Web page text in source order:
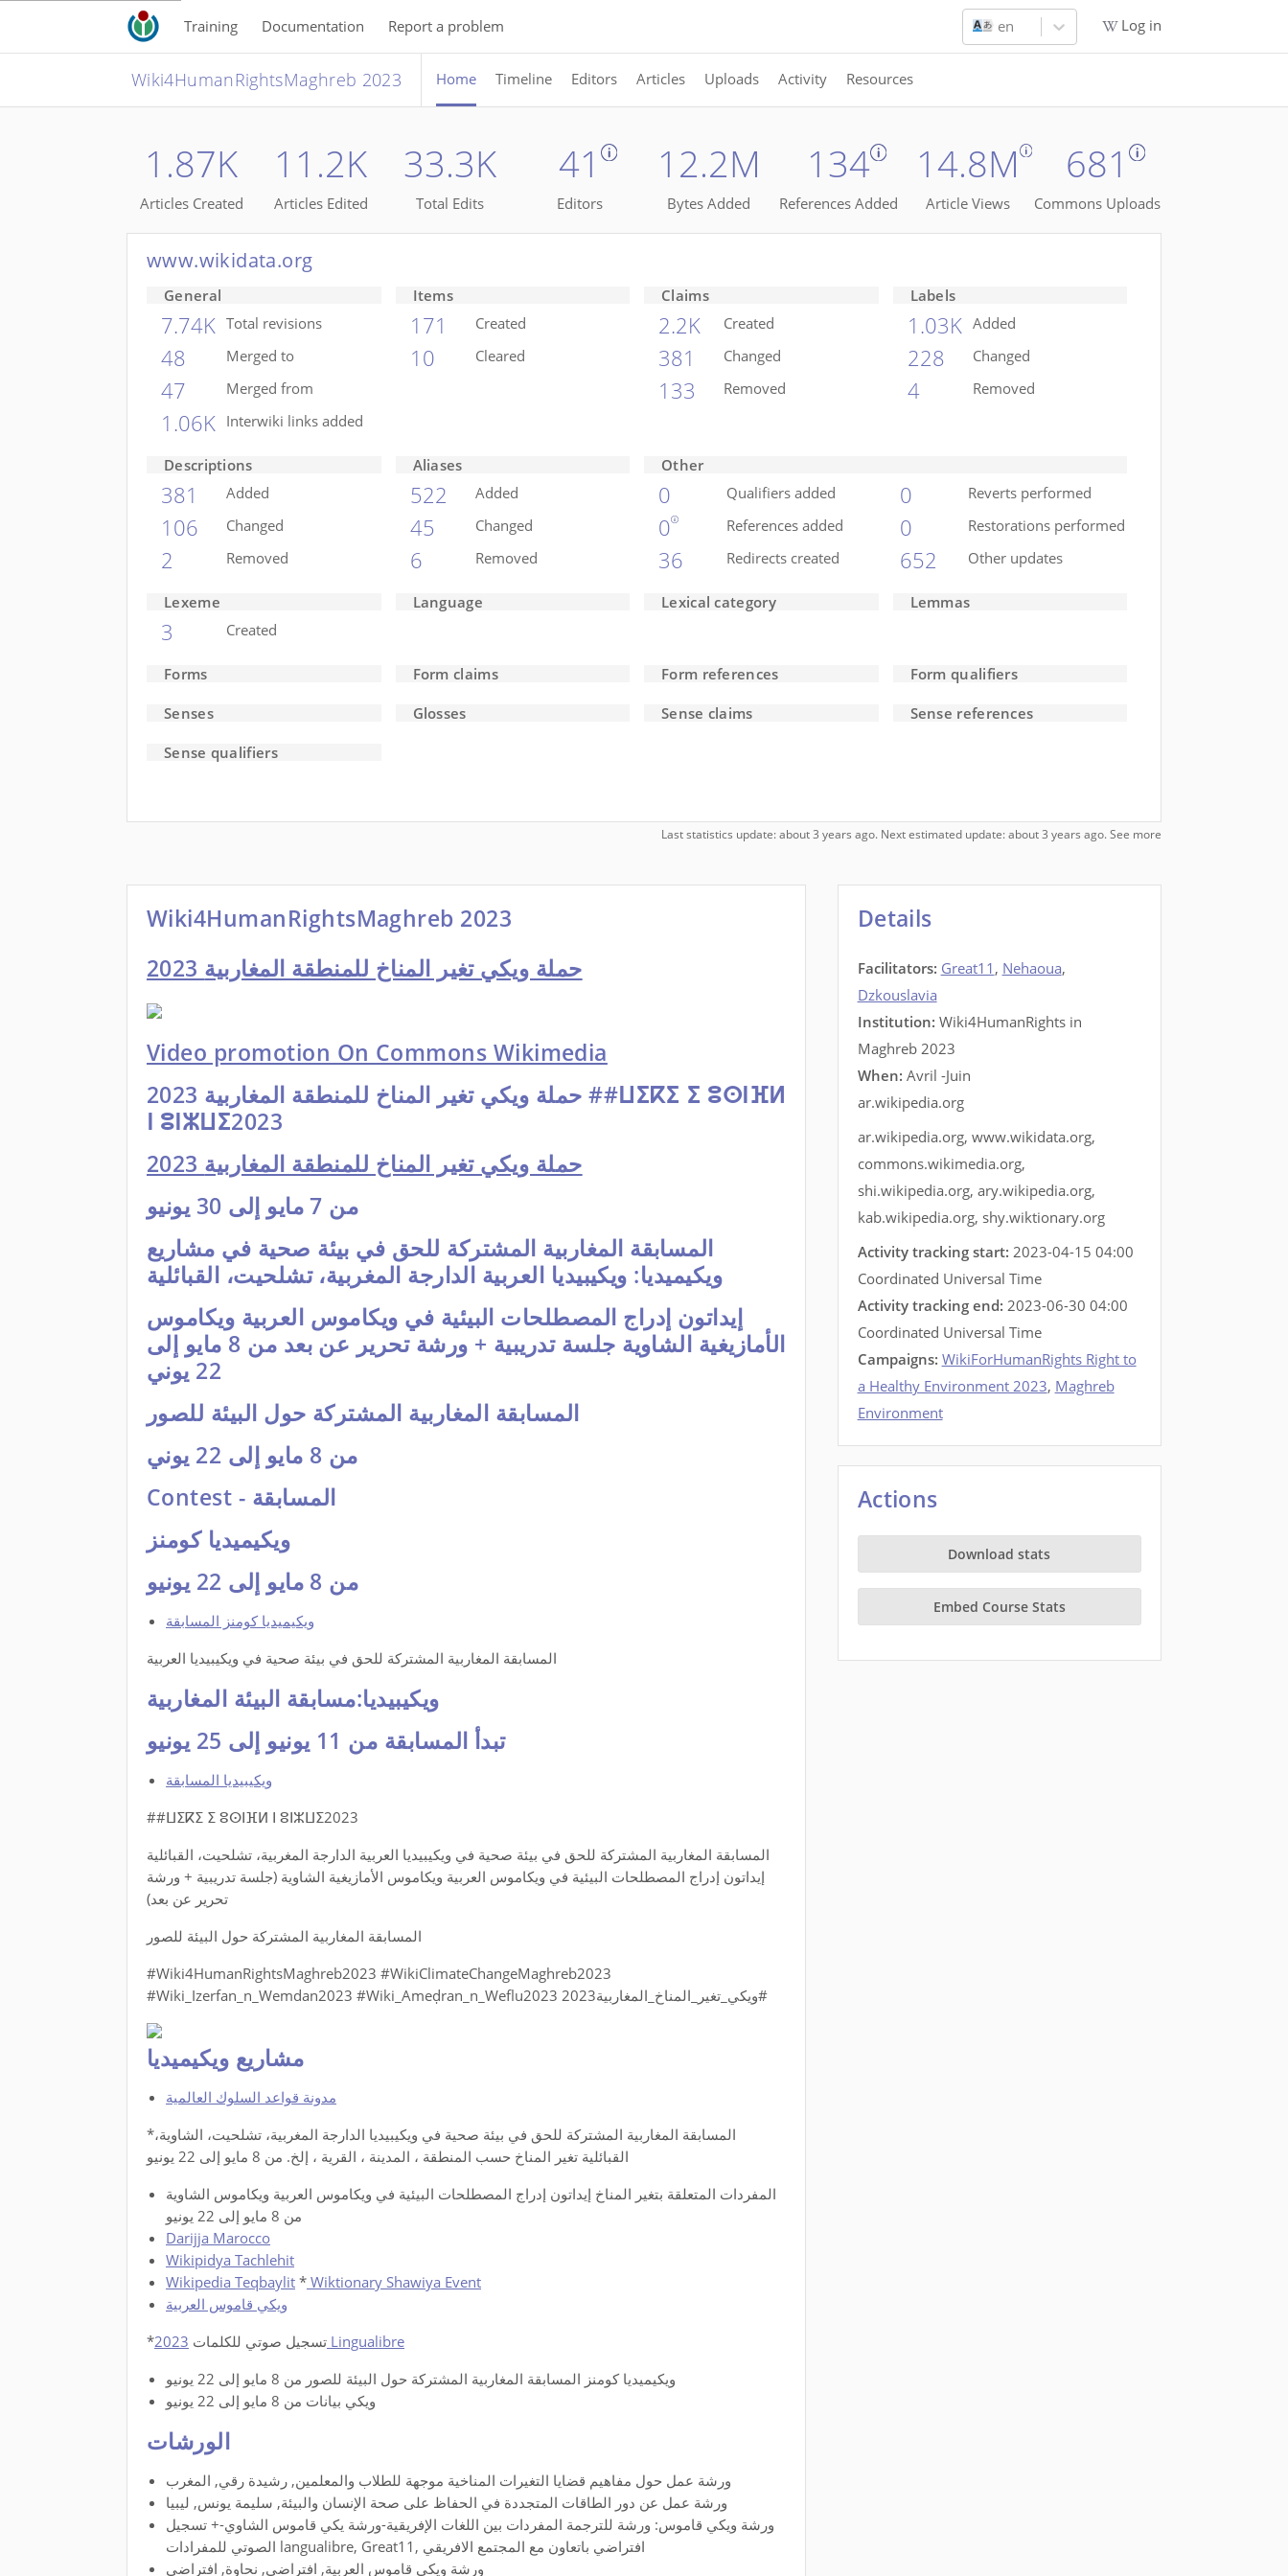
Training Documentation Report a problem en Log in
Wiki4HumanRightsMaghreb 2023 Home Timeline Editors Articles Uploads Activity Resources
1.87K
Articles Created
11.2K
Articles Edited
33.3K
Total Edits
41
Editors
12.2M
Bytes Added
134
References Added
14.8M
Article Views
681
Commons Uploads
www.wikidata.org
General
7.74K Total revisions
48 Merged to
47 Merged from
1.06K Interwiki links added
Items
171 Created
10 Cleared
Claims
2.2K Created
381 Changed
133 Removed
Labels
1.03K Added
228 Changed
4 Removed
Descriptions
381 Added
106 Changed
2 Removed
Aliases
522 Added
45 Changed
6 Removed
Other
0 Qualifiers added
0 References added
36 Redirects created
0 Reverts performed
0 Restorations performed
652 Other updates
Lexeme
3 Created
Language Lexical category Lemmas
Forms Form claims Form references Form qualifiers
Senses Glosses Sense claims Sense references
Sense qualifiers
Last statistics update: about 3 years ago. Next estimated update: about 3 years ago.See more
Wiki4HumanRightsMaghreb 2023
2023 حملة ويكي تغير المناخ للمنطقة المغاربية
Video promotion On Commons Wikimedia
2023 حملة ويكي تغير المناخ للمنطقة المغاربية ##ⵡⵉⴽⵉ ⵉ ⵓⵙⵏⴼⵍ
ⵏ ⵓⵏⵣⵡⵉ2023
2023 حملة ويكي تغير المناخ للمنطقة المغاربية
من 7 مايو إلى 30 يونيو
المسابقة المغاربية المشتركة للحق في بيئة صحية في مشاريع
ويكيميديا: ويكيبيديا العربية الدارجة المغربية، تشلحيت، القبائلية
إيداتون إدراج المصطلحات البيئية في ويكاموس العربية ويكاموس
الأمازيغية الشاوية جلسة تدريبية + ورشة تحرير عن بعد من 8 مايو إلى
22 يوني
المسابقة المغاربية المشتركة حول البيئة للصور
من 8 مايو إلى 22 يوني
Contest - المسابقة
ويكيميديا ​​كومنز
من 8 مايو إلى 22 يونيو
ويكيميديا ​​كومنز المسابقة
المسابقة المغاربية المشتركة للحق في بيئة صحية في ويكيبيديا العربية
ويكيبيديا:مسابقة البيئة المغاربية
تبدأ المسابقة من 11 يونيو إلى 25 يونيو
ويكيبيديا المسابقة
##ⵡⵉⴽⵉ ⵉ ⵓⵙⵏⴼⵍ ⵏ ⵓⵏⵣⵡⵉ2023
المسابقة المغاربية المشتركة للحق في بيئة صحية في ويكيبيديا العربية الدارجة المغربية، تشلحيت، القبائلية
إيداتون إدراج المصطلحات البيئية في ويكاموس العربية ويكاموس الأمازيغية الشاوية (جلسة تدريبية + ورشة
تحرير عن بعد)
المسابقة المغاربية المشتركة حول البيئة للصور
#Wiki4HumanRightsMaghreb2023 #WikiClimateChangeMaghreb2023
#Wiki_Izerfan_n_Wemdan2023 #Wiki_Ameḍran_n_Weflu2023 2023ويكي_تغير_المناخ_المغاربية#
مشاريع ويكيميديا
مدونة قواعد السلوك العالمية
*المسابقة المغاربية المشتركة للحق في بيئة صحية في ويكيبيديا الدارجة المغربية، تشلحيت، الشاوية،
القبائلية تغير المناخ حسب المنطقة ، المدينة ، القرية ، إلخ. من 8 مايو إلى 22 يونيو
المفردات المتعلقة بتغير المناخ إيداتون إدراج المصطلحات البيئية في ويكاموس العربية ويكاموس الشاوية
من 8 مايو إلى 22 يونيو
Darijja Marocco
Wikipidya Tachlehit
Wikipedia Teqbaylit * Wiktionary Shawiya Event
ويكي قاموس العربية
*تسجيل صوتي للكلمات 2023 Lingualibre
ويكيميديا كومنز المسابقة المغاربية المشتركة حول البيئة للصور من 8 مايو إلى 22 يونيو
ويكي بيانات من 8 مايو إلى 22 يونيو
الورشات
ورشة عمل حول مفاهيم قضايا التغيرات المناخية موجهة للطلاب والمعلمين, رشيدة رقي, المغرب
ورشة عمل عن دور الطاقات المتجددة في الحفاظ على صحة الإنسان والبيئة, سليمة يونس, ليبيا
ورشة ويكي قاموس: ورشة للترجمة المفردات بين اللغات الإفريقية-ورشة يكي قاموس الشاوي-+ تسجيل
الصوتي للمفرادات langualibre, Great11, افتراضي باتعاون مع المجتمع الافريقي
ورشة ويكي قاموس العربية, افتراضي, نحاوة, افتراضي
Details
Facilitators: Great11 , Nehaoua,
Dzkouslavia
Institution: Wiki4HumanRights in
Maghreb 2023
When: Avril -Juin
ar.wikipedia.org
ar.wikipedia.org, www.wikidata.org,
commons.wikimedia.org,
shi.wikipedia.org, ary.wikipedia.org,
kab.wikipedia.org, shy.wiktionary.org
Activity tracking start: 2023-04-15 04:00
Coordinated Universal Time
Activity tracking end: 2023-06-30 04:00
Coordinated Universal Time
Campaigns: WikiForHumanRights Right to
a Healthy Environment 2023, Maghreb
Environment
Actions
Download stats
Embed Course Stats